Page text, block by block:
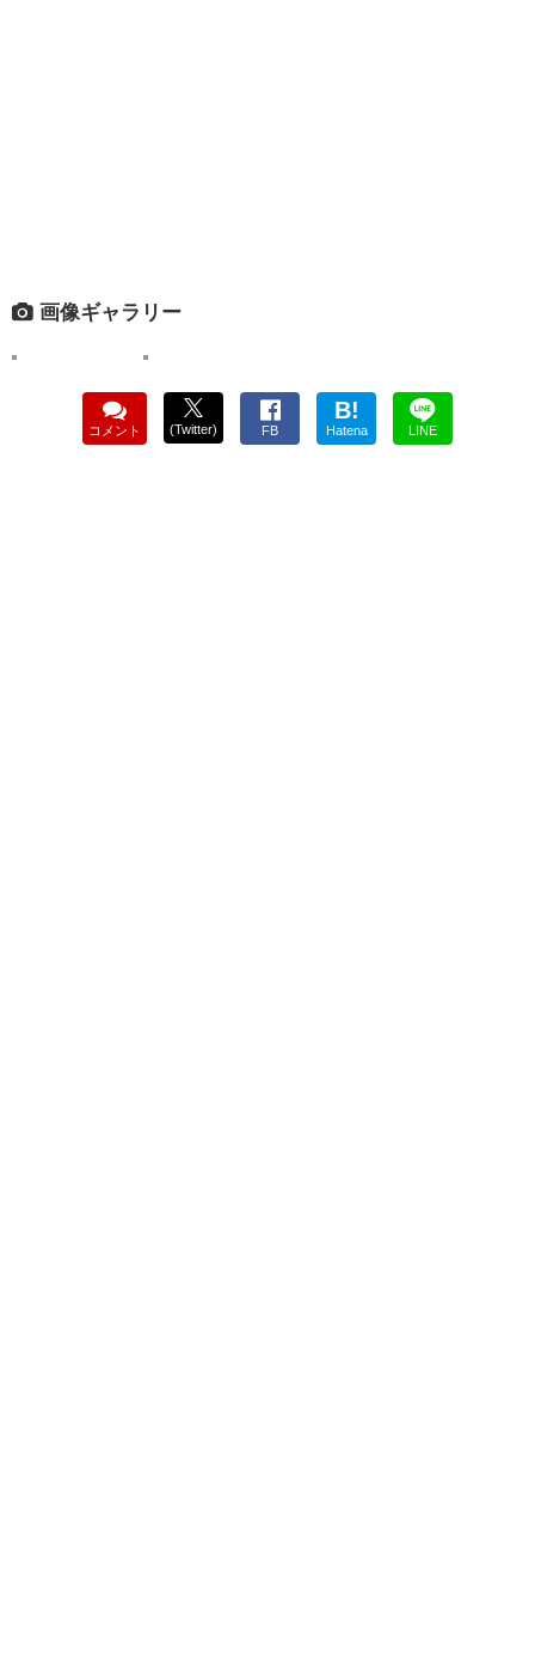
画像ギャラリー
コメント (Twitter) FB
B!
Hatena LINE